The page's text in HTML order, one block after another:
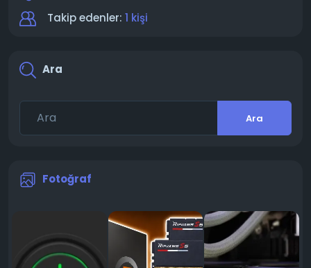
Takip edenler: 1 kişi
Ara
Ara
Fotoğraf